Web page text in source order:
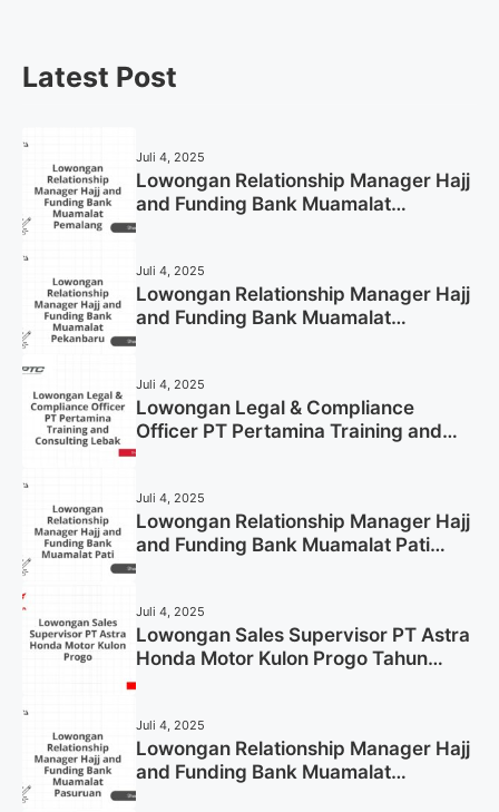
Latest Post
Juli 4, 2025
Lowongan Relationship Manager Hajj
and Funding Bank Muamalat
Juli 4, 2025
Lowongan Relationship Manager Hajj
and Funding Bank Muamalat
Juli 4, 2025
Lowongan Legal & Compliance
Officer PT Pertamina Training and
Juli 4, 2025
Lowongan Relationship Manager Hajj
and Funding Bank Muamalat Pati
Juli 4, 2025
Lowongan Sales Supervisor PT Astra
Honda Motor Kulon Progo Tahun
Juli 4, 2025
Lowongan Relationship Manager Hajj
and Funding Bank Muamalat